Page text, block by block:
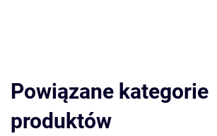
Powiązane kategorie
produktów